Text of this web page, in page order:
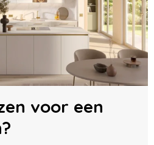
voor een